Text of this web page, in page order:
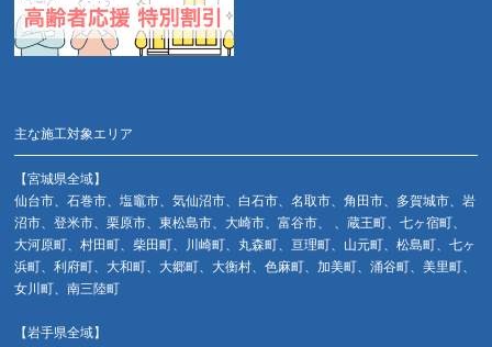
主な施工対象エリア
【宮城県全域】
仙台市、石巻市、塩竈市、気仙沼市、白石市、名取市、角田市、多賀城市、岩
沼市、登米市、栗原市、東松島市、大崎市、富谷市、 、蔵王町、七ヶ宿町、
大河原町、村田町、柴田町、川崎町、丸森町、亘理町、山元町、松島町、七ヶ
浜町、利府町、大和町、大郷町、大衡村、色麻町、加美町、涌谷町、美里町、
女川町、南三陸町
【岩手県全域】